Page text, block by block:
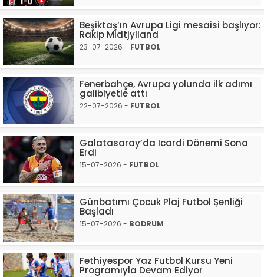
Beşiktaş’ın Avrupa Ligi mesaisi başlıyor:
Rakip Midtjylland
23-07-2026 - FUTBOL
Fenerbahçe, Avrupa yolunda ilk adımı
galibiyetle attı
22-07-2026 - FUTBOL
Galatasaray’da Icardi Dönemi Sona
Erdi
15-07-2026 - FUTBOL
Günbatımı Çocuk Plaj Futbol Şenliği
Başladı
15-07-2026 - BODRUM
Fethiyespor Yaz Futbol Kursu Yeni
Programıyla Devam Ediyor